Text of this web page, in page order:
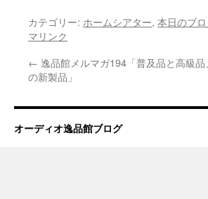
カテゴリー: ホームシアター, 本日のブ
マリンク
← 逸品館メルマガ194「普及品と高級
の新製品」
オーディオ逸品館ブログ